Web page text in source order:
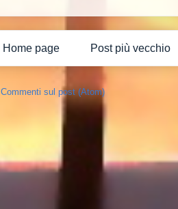
Post più vecchio
Home page
Commenti sul post (Atom)